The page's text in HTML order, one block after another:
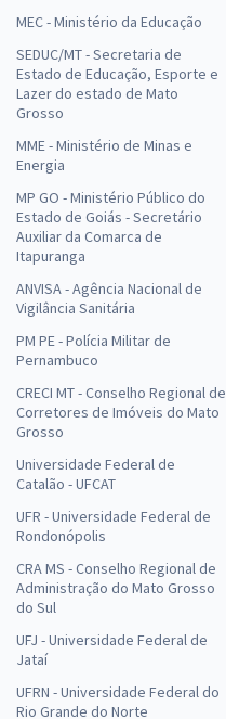
MEC - Ministério da Educação
SEDUC/MT - Secretaria de
Estado de Educação, Esporte e
Lazer do estado de Mato
Grosso
MME - Ministério de Minas e
Energia
MP GO - Ministério Público do
Estado de Goiás - Secretário
Auxiliar da Comarca de
Itapuranga
ANVISA - Agência Nacional de
Vigilância Sanitária
PM PE - Polícia Militar de
Pernambuco
CRECI MT - Conselho Regional de
Corretores de Imóveis do Mato
Grosso
Universidade Federal de
Catalão - UFCAT
UFR - Universidade Federal de
Rondonópolis
CRA MS - Conselho Regional de
Administração do Mato Grosso
do Sul
UFJ - Universidade Federal de
Jataí
UFRN - Universidade Federal do
Rio Grande do Norte